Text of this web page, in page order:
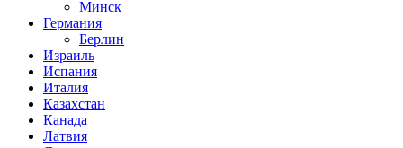
Минск
Германия
Берлин
Израиль
Испания
Италия
Казахстан
Канада
Латвия